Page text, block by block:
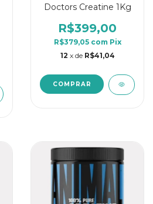
Doctors Creatine 1Kg
R$399,00
R$379,05 com Pix
12 x de R$41,04